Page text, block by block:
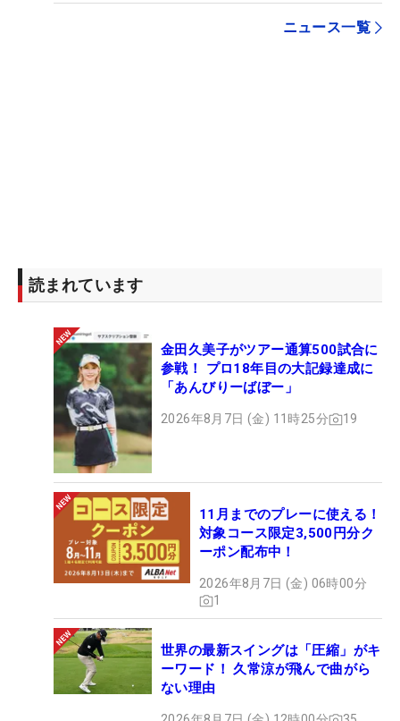
ニュース一覧
読まれています
金田久美子がツアー通算500試合に
参戦！ プロ18年目の大記録達成に
「あんびりーばぼー」
2026年8月7日 (金) 11時25分 19
11月までのプレーに使える！
対象コース限定3,500円分ク
ーポン配布中！
2026年8月7日 (金) 06時00分
1
世界の最新スイングは「圧縮」がキ
ーワード！ 久常涼が飛んで曲がら
ない理由